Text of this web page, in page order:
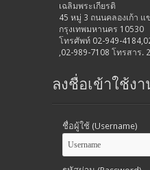
เฉลิมพระเกียรติ
45 หมู่ 3 ถนนคลองเก้า แ
กรุงเทพมหานคร 10530
โทรศัพท์ 02-949-
,02-989-7108 โทรสาร.
ลงชื่อเข้าใช้งาน
ชื่อผู้ใช้ (Username)